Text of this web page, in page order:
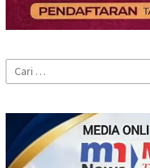
Cari
untuk: